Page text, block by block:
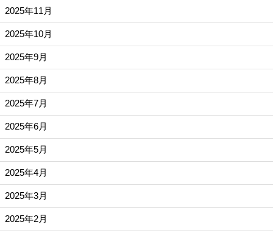
2025年11月
2025年10月
2025年9月
2025年8月
2025年7月
2025年6月
2025年5月
2025年4月
2025年3月
2025年2月